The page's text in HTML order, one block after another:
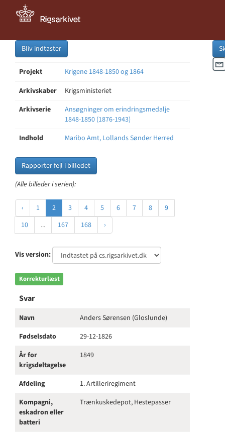
Bliv indtaster
Projekt
Krigene 1848-1850 og 1864
Arkivskaber
Krigsministeriet
Arkivserie
Ansøgninger om erindringsmedalje
1848-1850 (1876-1943)
Indhold
Maribo Amt, Lollands Sønder Herred
Rapporter fejl i billedet
(Alle billeder i serien):
‹ 1 2 3 4 5 6 7 8
9
10
... 167 168 ›
Vis version:
Korrekturlæst
Svar
Navn
Anders Sørensen (Gloslunde)
Fødselsdato
29-12-1826
År for
krigsdeltagelse
1849
Afdeling
1. Artilleriregiment
Kompagni,
eskadron eller
batteri
Trænkuskedepot, Hestepasser